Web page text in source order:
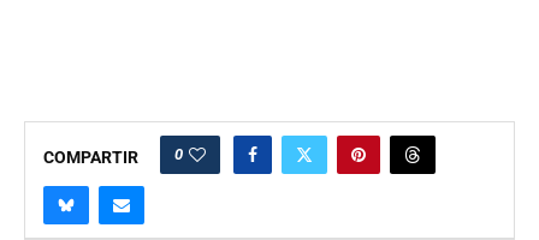
COMPARTIR 0